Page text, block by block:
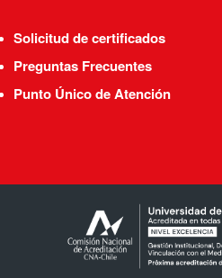
Solicitud de certificados
Preguntas Frecuentes
Punto Único de Atención